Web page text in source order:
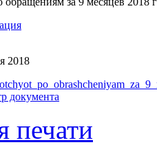
2018
документа
печати